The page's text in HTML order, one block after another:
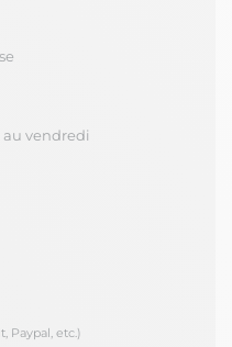
au vendredi
Paypal, etc.)